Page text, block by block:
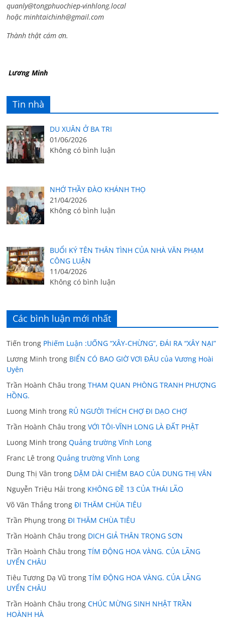
quanly@tongphuochiep-vinhlong.local
hoặcminhtaichinh@gmail.com
Thành thật cám ơn.
Lương Minh
Tin nhà
DU XUÂN Ở BA TRI
01/06/2026
Không có bình luận
NHỚ THẦY ĐÀO KHÁNH THỌ
21/04/2026
Không có bình luận
BUỔI KÝ TÊN THÂN TÌNH CỦA NHÀ VĂN PHẠM
CÔNG LUẬN
11/04/2026
Không có bình luận
Các bình luận mới nhất
Tiến trong Phiếm Luận :UỐNG “XÂY-CHỪNG”, ĐÁI RA “XÂY NẠI”
Lương Minh trong BIỂN CÓ BAO GIỜ VƠI ĐÂU của Vương Hoài
Uyên
Trần Hoành Châu trongTHAM QUAN PHÒNG TRANH PHƯỢNG
HỒNG.
Luong Minh trong RỦ NGƯỜI THÍCH CHỢ ĐI DẠO CHỢ
Trần Hoành Châu trongVỚI TÔI-VĨNH LONG LÀ ĐẤT PHẬT
Luong Minh trongQuảng trường Vĩnh Long
Franc Lê trongQuảng trường Vĩnh Long
Dung Thị Vân trong DẶM DÀI CHIÊM BAO CỦA DUNG THỊ VÂN
Nguyễn Triệu Hải trong KHÔNG ĐỀ 13 CỦA THÁI LÃO
Võ Văn Thắng trongĐI THĂM CHÙA TIÊU
Trần Phụng trongĐI THĂM CHÙA TIÊU
Trần Hoành Châu trong DICH GIẢ THÂN TRỌNG SƠN
Trần Hoành Châu trongTÍM ĐỘNG HOA VÀNG. CỦA LÃNG
UYỂN CHÂU
Tiêu Tương Dạ Vũ trongTÍM ĐỘNG HOA VÀNG. CỦA LÃNG
UYỂN CHÂU
Trần Hoành Châu trongCHÚC MỪNG SINH NHẬT TRẦN
HOÀNH HÀ